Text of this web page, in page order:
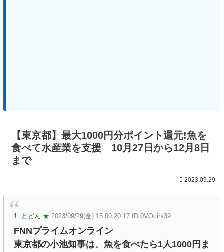
【東京都】最大1000円分ポイント還元!魚を
食べて水産業を支援 10月27日から12月8日
まで
2023.09.29
1: どどん ★ 2023/09/29(金) 15:00:20.17 ID:0VOcih/39
FNNプライムオンライン
東京都の小池知事は、魚を食べたら1人1000円ま